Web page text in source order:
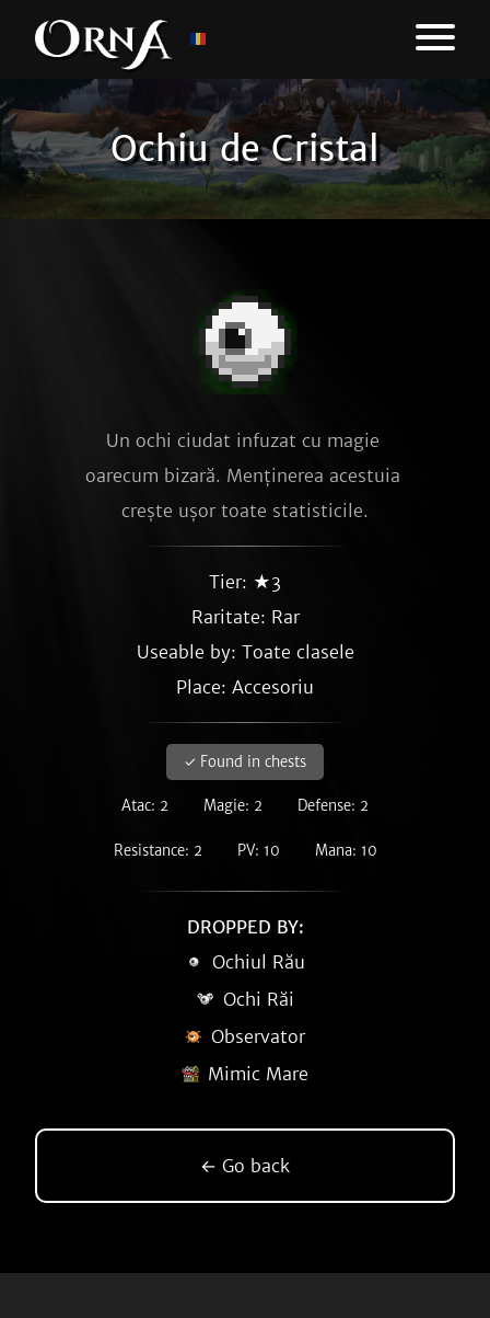
Ochiu de Cristal
Un ochi ciudat infuzat cu magie
oarecum bizară. Menținerea acestuia
crește ușor toate statisticile.
Tier: ★3
Raritate: Rar
Useable by: Toate clasele
Place: Accesoriu
✓ Found in chests
Atac: 2 Magie: 2 Defense: 2
Resistance: 2 PV: 10 Mana: 10
DROPPED BY:
Ochiul Rău
Ochi Răi
Observator
Mimic Mare
← Go back